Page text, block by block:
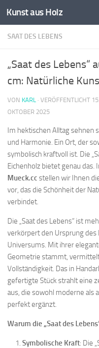
Zum Inhalt springen
Kunst aus Holz
SAAT DES LEBENS
„Saat des Lebens“
cm: Natürliche
VON KARL · VERÖFFENTLICHT
OKTOBER 2025
Im hektischen Alltag sehnen
und Harmonie. Ein Ort, der
symbolisch kraftvoll ist. Die
Eichenholz bietet genau
Mueck.cc stellen wir Ihnen
vor, das die Schönheit der
verbindet.
Die „Saat des Lebens“ ist
verkörpert den Ursprung des
Universums. Mit ihrer
Geometrie stammt,
Vollständigkeit. Das in
gefertigte Stück strahlt eine
aus, die sowohl moderne als
perfekt ergänzt.
Warum die „Saat des
Symbolische Kraft: Die